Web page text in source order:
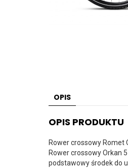
OPIS
OPIS PRODUKTU
Rower crossowy Romet
Rower crossowy Orkan
podstawowy środek do